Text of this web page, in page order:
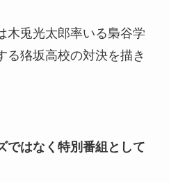
木兎光太郎率いる梟谷学
る狢坂高校の対決を描き
ではなく特別番組として